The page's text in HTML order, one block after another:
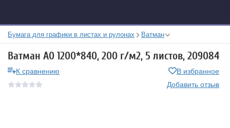
Бумага для графики в листах и рулонах Ватман
Ватман A0 1200*840, 200 г/м2, 5 листов, 209084
К сравнению
В избранное
Добавить отзыв